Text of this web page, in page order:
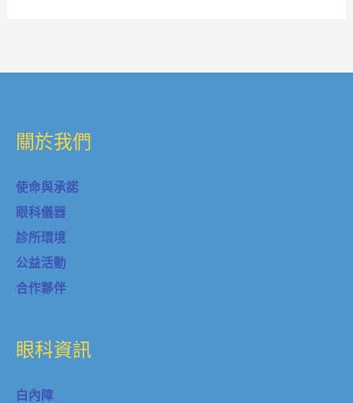
關於我們
使命與承諾
眼科儀器
診所環境
公益活動
合作夥伴
眼科資訊
白內障